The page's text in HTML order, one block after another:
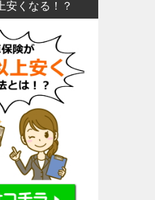
安くなる！？